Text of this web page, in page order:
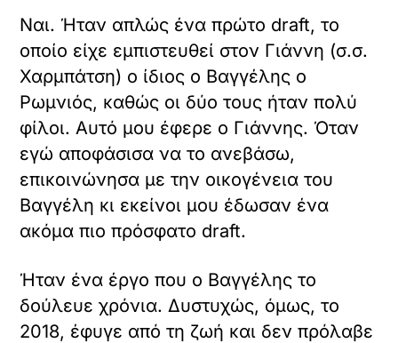
Ναι. Ήταν απλώς ένα πρώτο draft, το
οποίο είχε εμπιστευθεί στον Γιάννη (σ.σ.
Χαρμπάτση) ο ίδιος ο Βαγγέλης ο
Ρωμνιός, καθώς οι δύο τους ήταν πολύ
φίλοι. Αυτό μου έφερε ο Γιάννης. Όταν
εγώ αποφάσισα να το ανεβάσω,
επικοινώνησα με την οικογένεια του
Βαγγέλη κι εκείνοι μου έδωσαν ένα
ακόμα πιο πρόσφατο draft.
Ήταν ένα έργο που ο Βαγγέλης το
δούλευε χρόνια. Δυστυχώς, όμως, το
2018, έφυγε από τη ζωή και δεν πρόλαβε